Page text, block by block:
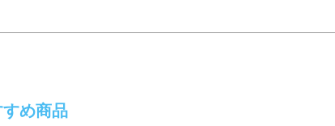
め商品